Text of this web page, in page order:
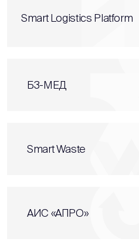
Smart Logistics Platform
Б3-МЕД
Smart Waste
АИС «АПРО»